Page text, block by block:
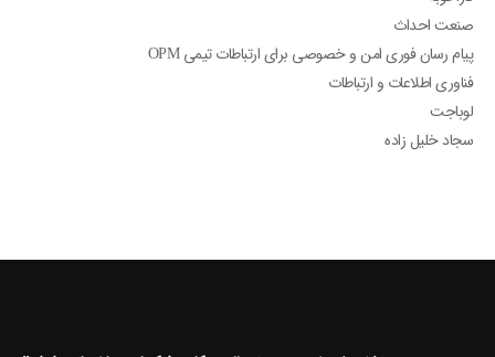
صنعت احداث
پیام رسان فوری امن و خصوصی برای ارتباطات تیمی OPM
فناوری اطلاعات و ارتباطات
لوباجت
سجاد خلیل زاده